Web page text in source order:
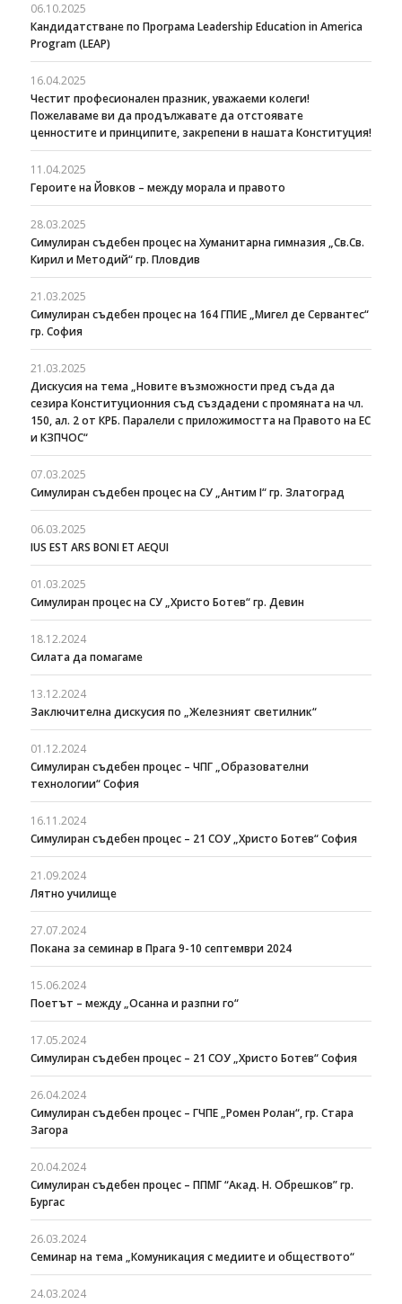
06.10.2025
Кандидатстване по Програма Leadership Education in America
Program (LEAP)
16.04.2025
Честит професионален празник, уважаеми колеги!
Пожелаваме ви да продължавате да отстоявате
ценностите и принципите, закрепени в нашата Конституция!
11.04.2025
Героите на Йовков – между морала и правото
28.03.2025
Симулиран съдебен процес на Хуманитарна гимназия „Св.Св.
Кирил и Методий“ гр. Пловдив
21.03.2025
Симулиран съдебен процес на 164 ГПИЕ „Мигел де Сервантес“
гр. София
21.03.2025
Дискусия на тема „Новите възможности пред съда да
сезира Конституционния съд създадени с промяната на чл.
150, ал. 2 от КРБ. Паралели с приложимостта на Правото на ЕС
и КЗПЧОС“
07.03.2025
Симулиран съдебен процес на СУ „Антим I“ гр. Златоград
06.03.2025
IUS EST ARS BONI ET AEQUI
01.03.2025
Симулиран процес на СУ „Христо Ботев“ гр. Девин
18.12.2024
Силата да помагаме
13.12.2024
Заключителна дискусия по „Железният светилник“
01.12.2024
Симулиран съдебен процес – ЧПГ „Образователни
технологии“ София
16.11.2024
Симулиран съдебен процес – 21 СОУ „Христо Ботев“ София
21.09.2024
Лятно училище
27.07.2024
Покана за семинар в Прага 9-10 септември 2024
15.06.2024
Поетът – между „Осанна и разпни го“
17.05.2024
Симулиран съдебен процес – 21 СОУ „Христо Ботев“ София
26.04.2024
Симулиран съдебен процес – ГЧПЕ „Ромен Ролан“, гр. Стара
Загора
20.04.2024
Симулиран съдебен процес – ППМГ “Акад. Н. Обрешков” гр.
Бургас
26.03.2024
Семинар на тема „Комуникация с медиите и обществото“
24.03.2024